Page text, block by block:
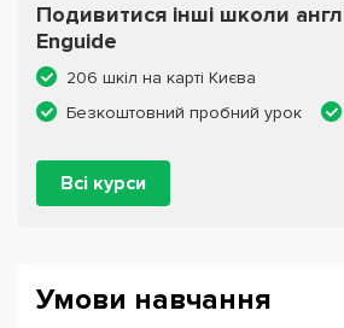
Подивитися інші школи
Enguide
206 шкіл на карті Києва
Безкоштовний пробний урок
Всі курси
Умови навчання